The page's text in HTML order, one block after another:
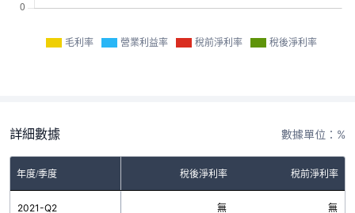
毛利率 營業利益率 稅前淨利率 稅後淨利率
詳細數據 數據單位：%
年度/季度 稅後淨利率 稅前淨利率
2021-Q2 無 無